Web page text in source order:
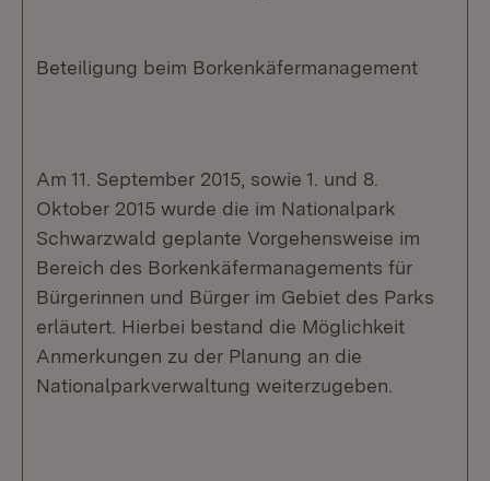
Beteiligung beim Borkenkäfermanagement
Am 11. September 2015, sowie 1. und 8.
Oktober 2015 wurde die im Nationalpark
Schwarzwald geplante Vorgehensweise im
Bereich des Borkenkäfermanagements für
Bürgerinnen und Bürger im Gebiet des Parks
erläutert. Hierbei bestand die Möglichkeit
Anmerkungen zu der Planung an die
Nationalparkverwaltung weiterzugeben.